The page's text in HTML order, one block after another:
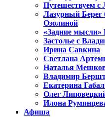
Путешествуем с
Лазурный Берег
Озолиной
«Задние
Застолье с
Ирина Савкина
Светлана
Наталья
Владимир
Екатерина
Олег
Илона
Афиша